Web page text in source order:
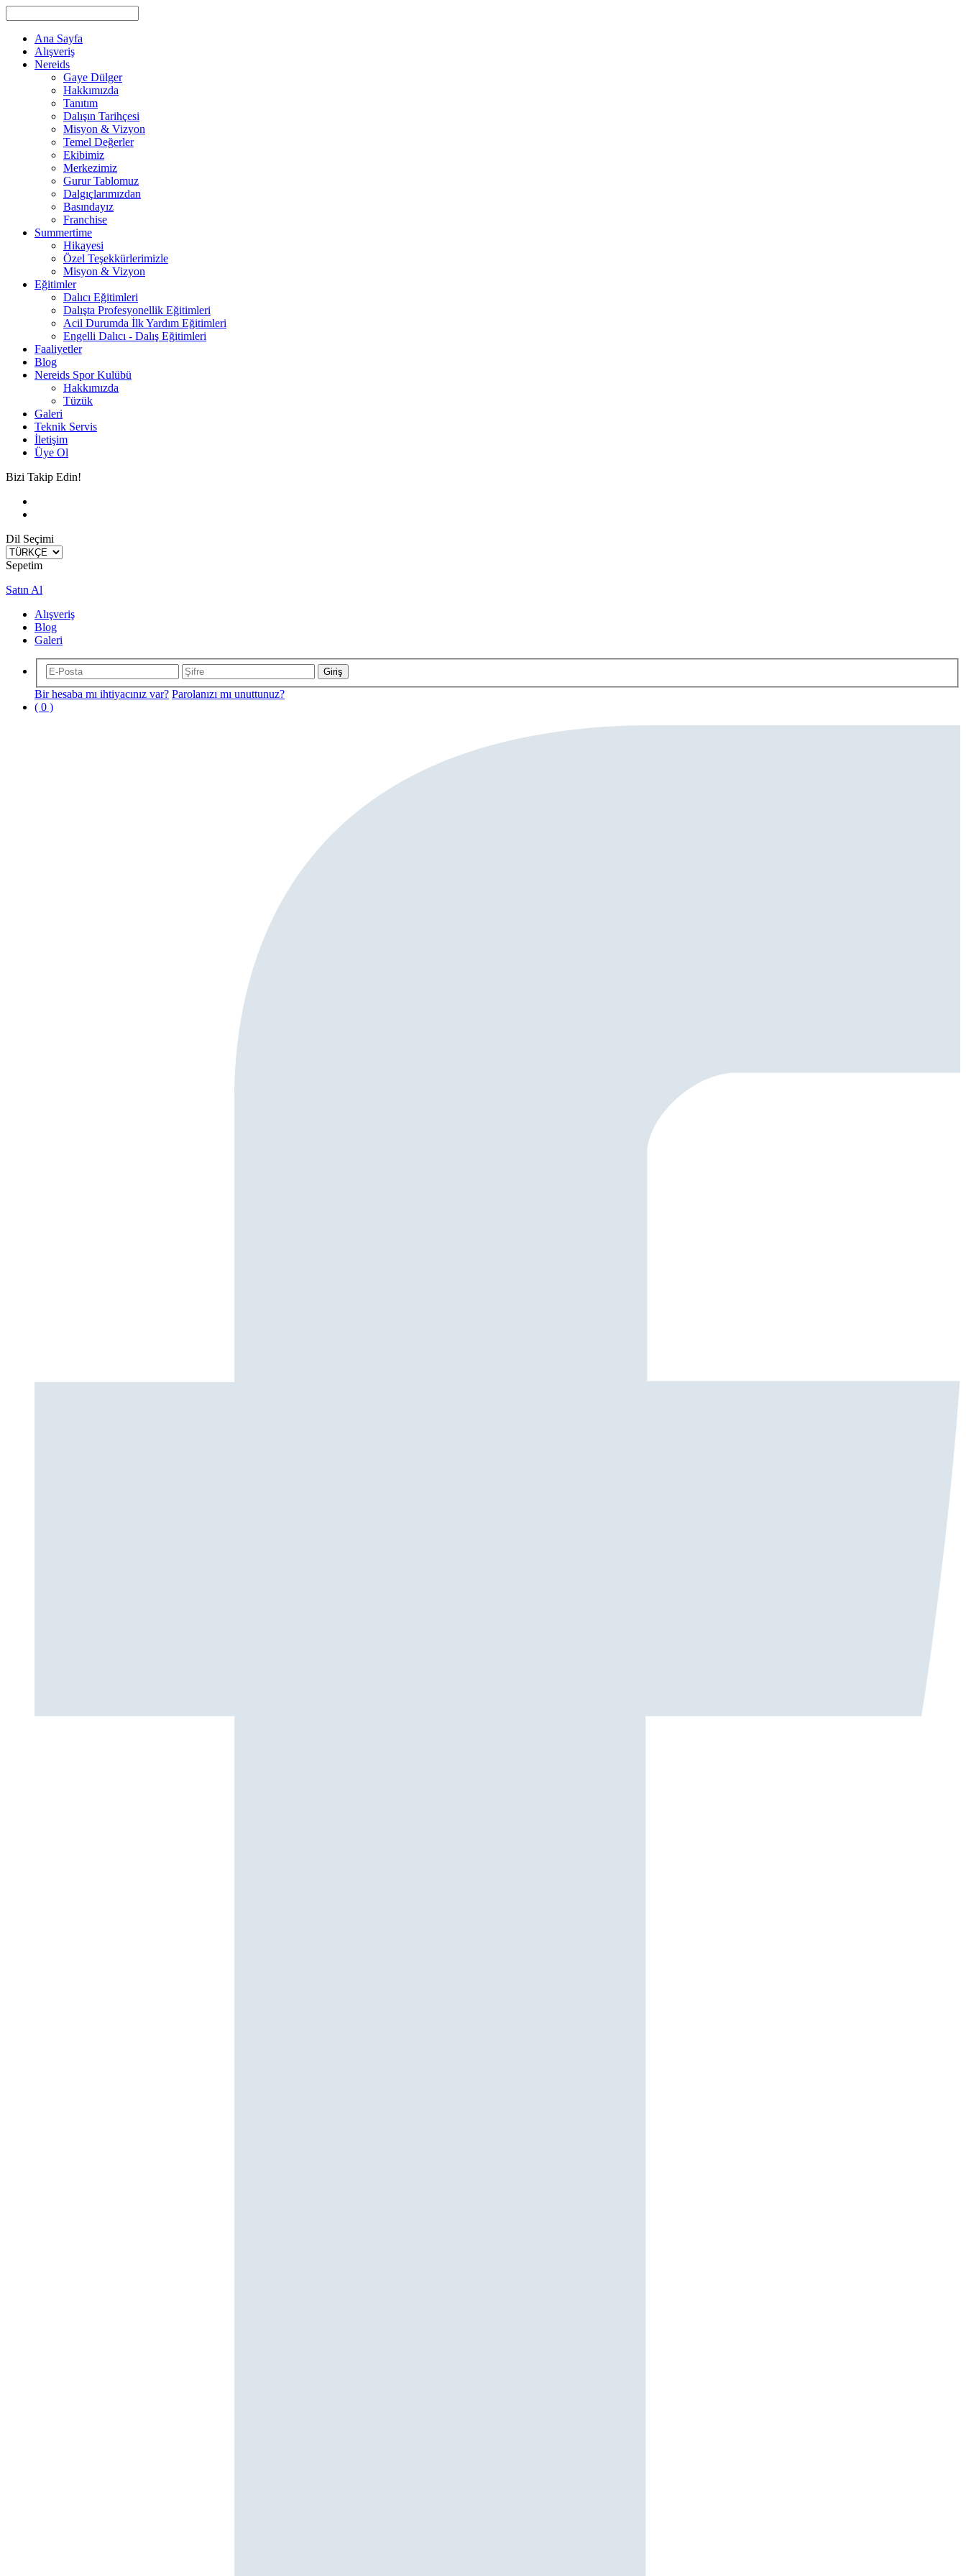
Ana Sayfa
Alışveriş
Nereids
Gaye Dülger
Hakkımızda
Tanıtım
Dalışın Tarihçesi
Misyon & Vizyon
Temel Değerler
Ekibimiz
Merkezimiz
Gurur Tablomuz
Dalgıçlarımızdan
Basındayız
Franchise
Summertime
Hikayesi
Özel Teşekkürlerimizle
Misyon & Vizyon
Eğitimler
Dalıcı Eğitimleri
Dalışta Profesyonellik Eğitimleri
Acil Durumda İlk Yardım Eğitimleri
Engelli Dalıcı - Dalış Eğitimleri
Faaliyetler
Blog
Nereids Spor Kulübü
Hakkımızda
Tüzük
Galeri
Teknik Servis
İletişim
Üye Ol
Bizi Takip Edin!
Dil Seçimi
Sepetim
Satın Al
Alışveriş
Blog
Galeri
Bir hesaba mı ihtiyacınız var? Parolanızı mı unuttunuz?
( 0 )